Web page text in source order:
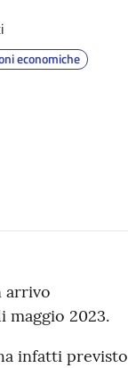
economiche
arrivo
maggio 2023.
infatti previsto